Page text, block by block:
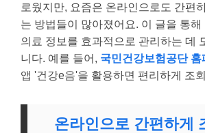
로웠지만, 요즘은 온라인으로도 간편
는 방법들이 많아졌어요. 이 글을 통
의료 정보를 효과적으로 관리하는 데
니다. 예를 들어, 국민건강보험공단 홈
앱 '건강e음'을 활용하면 편리하게 조
온라인으로 간편하게